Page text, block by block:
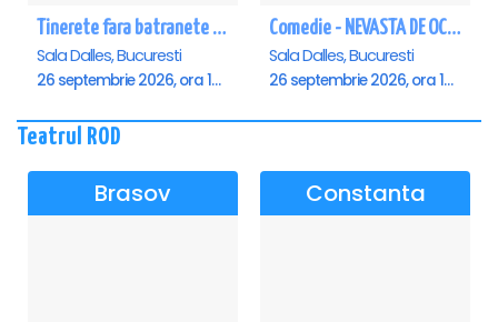
Tinerete fara batranete si viata fara de moarte
Sala Dalles, Bucuresti
26 septembrie 2026, ora 10:30
Comedie - NEVASTA DE OCAZIE !!!
Sala Dalles, Bucuresti
26 septembrie 2026, ora 19:00
Teatrul ROD
Brasov Constanta